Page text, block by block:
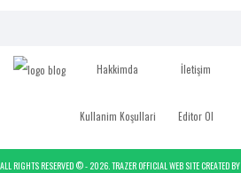
Hakkimda İletişim
Kullanim Koşullari Editor Ol
ALL RIGHTS RESERVED © - 2026. TRAZER OFFICIAL WEB SITECREATED BY